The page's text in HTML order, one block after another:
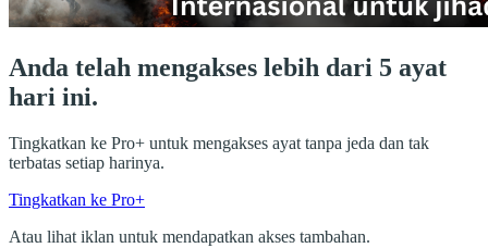
Anda telah mengakses lebih dari 5 ayat
hari ini.
Tingkatkan ke Pro+ untuk mengakses ayat tanpa jeda dan tak
terbatas setiap harinya.
Tingkatkan ke Pro+
Atau lihat iklan untuk mendapatkan akses tambahan.